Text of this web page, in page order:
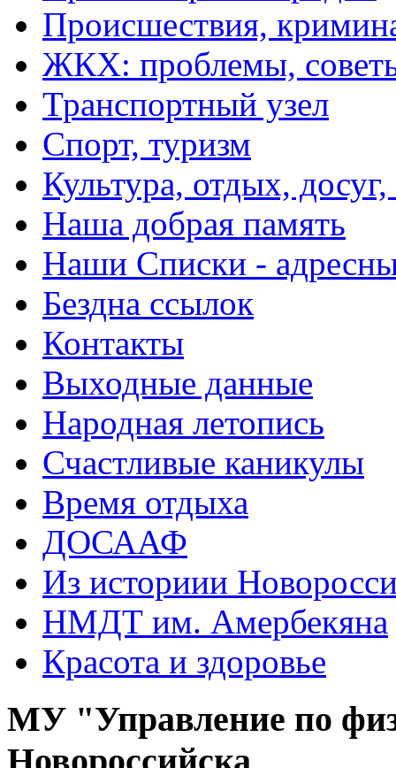
Происшествия,
ЖКХ: проблемы,
Транспортный узел
Спорт, туризм
Культура, отдых,
Наша добрая память
Наши Списки -
Бездна ссылок
Контакты
Выходные данные
Народная летопись
Счастливые каникулы
Время отдыха
ДОСААФ
Из историии
НМДТ им. Амербекяна
Красота и здоровье
МУ "Управление по